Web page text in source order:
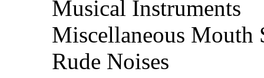
Musical Instruments
Miscellaneous Mouth
Rude Noises